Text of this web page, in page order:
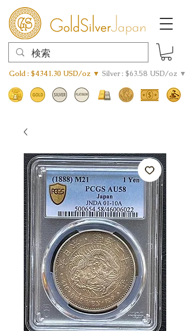
Gold : $4341.30 USD/oz ▼ Silver : $63.58 USD/oz ▼